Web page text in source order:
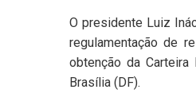
O presidente Luiz
regulamentação de
obtenção da
Brasília (DF).